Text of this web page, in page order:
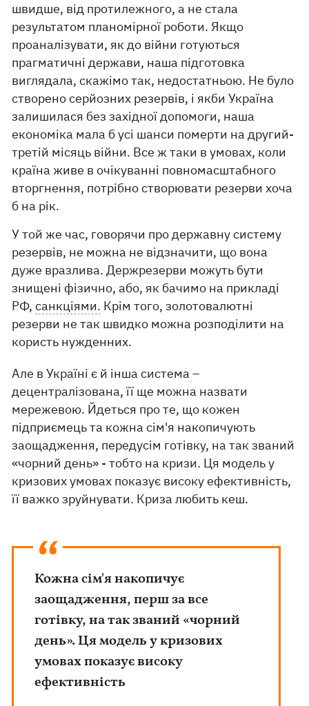
швидше, від протилежного, а не стала
результатом планомірної роботи. Якщо
проаналізувати, як до війни готуються
прагматичні держави, наша підготовка
виглядала, скажімо так, недостатньою. Не було
створено серйозних резервів, і якби Україна
залишилася без західної допомоги, наша
економіка мала б усі шанси померти на другий-
третій місяць війни. Все ж таки в умовах, коли
країна живе в очікуванні повномасштабного
вторгнення, потрібно створювати резерви хоча
б на рік.
У той же час, говорячи про державну систему
резервів, не можна не відзначити, що вона
дуже вразлива. Держрезерви можуть бути
знищені фізично, або, як бачимо на прикладі
РФ,санкціями. Крім того, золотовалютні
резерви не так швидко можна розподілити на
користь нужденних.
Але в Україні є й інша система –
децентралізована, її ще можна назвати
мережевою. Йдеться про те, що кожен
підприємець та кожна сім'я накопичують
заощадження, передусім готівку, на так званий
«чорний день» - тобто на кризи. Ця модель у
кризових умовах показує високу ефективність,
її важко зруйнувати. Криза любить кеш.
Кожна сім'я накопичує
заощадження, перш за все
готівку, на так званий «чорний
день». Ця модель у кризових
умовах показує високу
ефективність